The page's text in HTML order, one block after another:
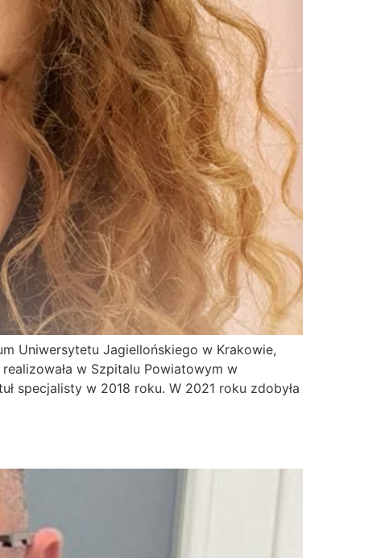
Uniwersytetu Jagiellońskiego w Krakowie,
w Szpitalu Powiatowym w
specjalisty w 2018 roku. W 2021 roku zdobyła